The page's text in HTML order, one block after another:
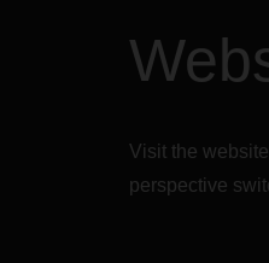
Visit the
perspective